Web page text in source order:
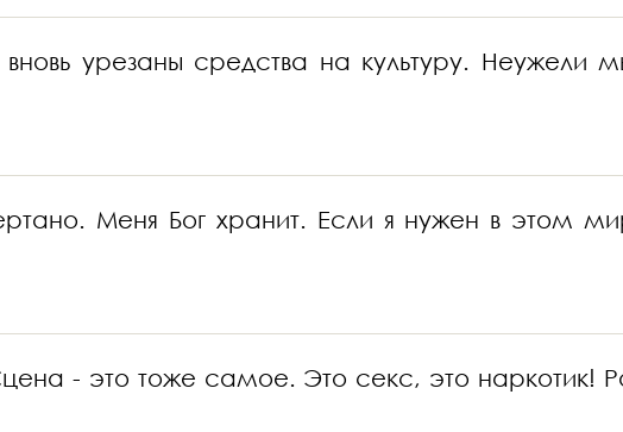
вновь урезаны средства на культуру.
Меня Бог хранит. Если я нужен в этом
- это тоже самое. Это секс, это наркотик!